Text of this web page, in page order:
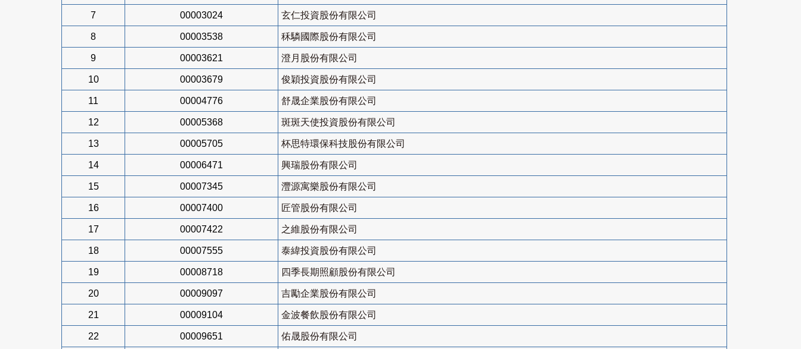
7 00003024 玄仁投資股份有限公司
8 00003538 秝驎國際股份有限公司
9 00003621 澄月股份有限公司
10 00003679 俊穎投資股份有限公司
11 00004776 舒晟企業股份有限公司
12 00005368 斑斑天使投資股份有限公司
13 00005705 杯思特環保科技股份有限公司
14 00006471 興瑞股份有限公司
15 00007345 灃源寓樂股份有限公司
16 00007400 匠管股份有限公司
17 00007422 之維股份有限公司
18 00007555 泰緯投資股份有限公司
19 00008718 四季長期照顧股份有限公司
20 00009097 吉勵企業股份有限公司
21 00009104 金波餐飲股份有限公司
22 00009651 佑晟股份有限公司